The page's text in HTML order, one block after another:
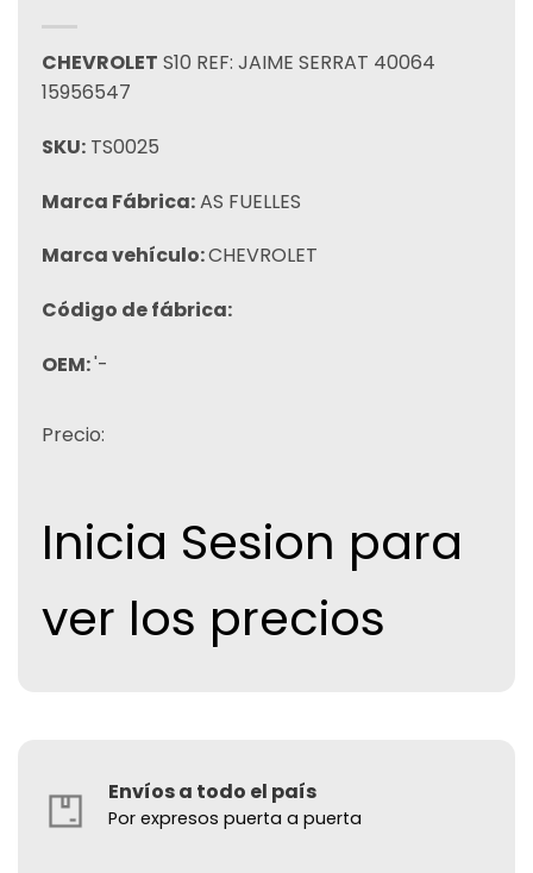
CHEVROLET S10 REF: JAIME SERRAT 40064
15956547
SKU: TS0025
Marca Fábrica:AS FUELLES
Marca vehículo:CHEVROLET
Código de fábrica:
OEM:'-
Precio:
Inicia Sesion para
ver los precios
Envíos a todo el país
Por expresos puerta a puerta